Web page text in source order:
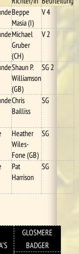
Beppe
Masia (I)
V 4
Michael
Gruber
(CH)
V 2
Shaun P.
Williamson
(GB)
SG 2
Chris
Bailliss
SG
Heather
Wiles-
Fone (GB)
SG
Pat
Harrison
SG
GLOSMERE
BADGER